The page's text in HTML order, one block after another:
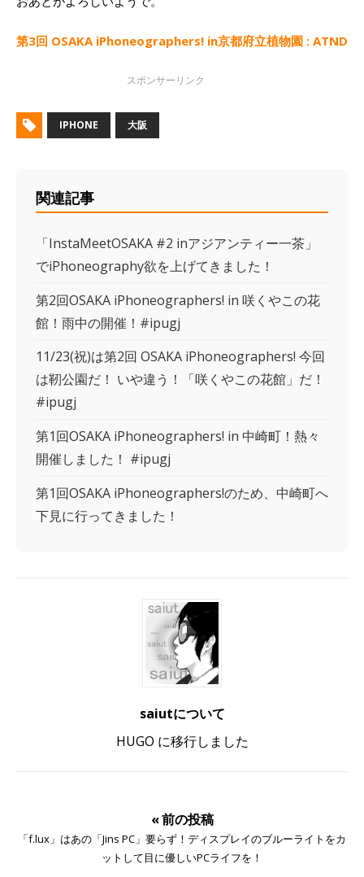
第3回 OSAKA iPhoneographers! in京都府立植物園 : ATND
IPHONE 大阪
関連記事
「InstaMeetOSAKA #2 inアジアンティー一茶」
でiPhoneography欲を上げてきました！
第2回OSAKA iPhoneographers! in 咲くやこの花
館！雨中の開催！#ipugj
11/23(祝)は第2回 OSAKA iPhoneographers! 今回
は靭公園だ！ いや違う！「咲くやこの花館」だ！
#ipugj
第1回OSAKA iPhoneographers! in 中崎町！熱々
開催しました！ #ipugj
第1回OSAKA iPhoneographers!のため、中崎町へ
下見に行ってきました！
saiutについて
HUGO に移行しました
« 前の投稿
「f.lux」はあの「Jins PC」要らず！ディスプレイのブルーライトをカ
ットして目に優しいPCライフを！